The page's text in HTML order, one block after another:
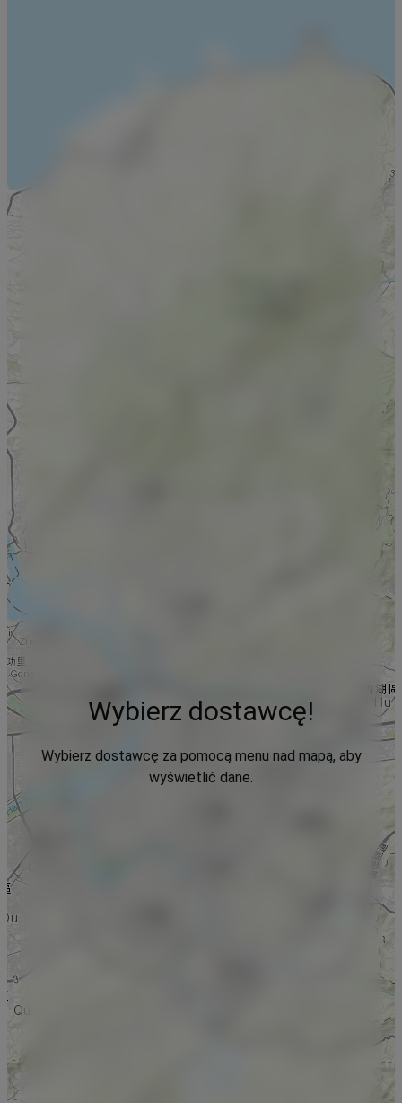
Wybierz dostawcę!
Wybierz dostawcę za pomocą menu nad mapą, aby
wyświetlić dane.